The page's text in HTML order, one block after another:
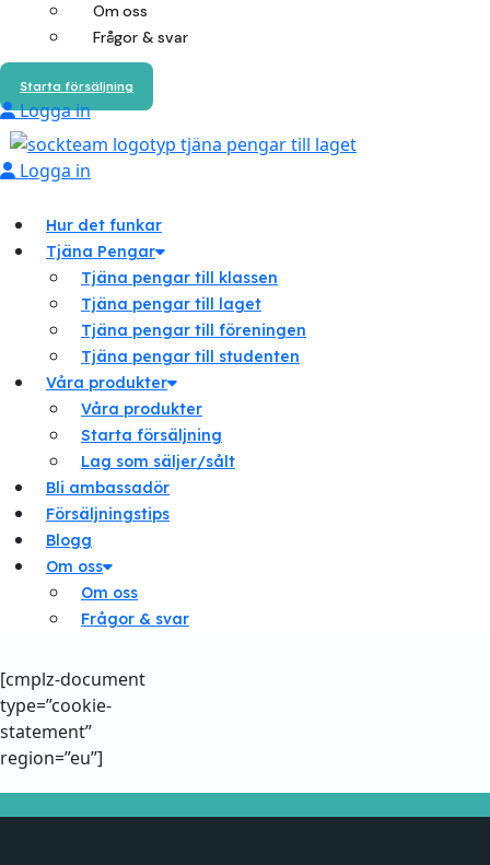
Om oss
Frågor & svar
Starta försäljning
Logga in
Logga in
Hur det funkar
Tjäna Pengar
Tjäna pengar till klassen
Tjäna pengar till laget
Tjäna pengar till föreningen
Tjäna pengar till studenten
Våra produkter
Våra produkter
Starta försäljning
Lag som säljer/sålt
Bli ambassadör
Försäljningstips
Blogg
Om oss
Om oss
Frågor & svar
[cmplz-document
type=”cookie-
statement”
region=”eu”]